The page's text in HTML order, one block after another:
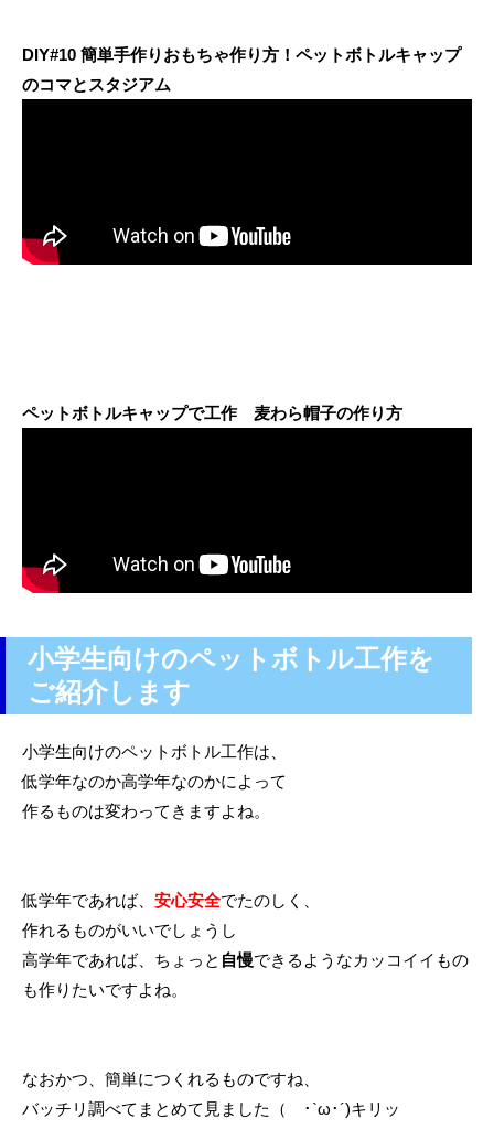
DIY#10 簡単手作りおもちゃ作り方！ペットボトルキャップ
のコマとスタジアム
ペットボトルキャップで工作 麦わら帽子の作り方
小学生向けのペットボトル工作を
ご紹介します
小学生向けのペットボトル工作は、
低学年なのか高学年なのかによって
作るものは変わってきますよね。
低学年であれば、 安心安全でたのしく、
作れるものがいいでしょうし
高学年であれば、ちょっと 自慢できるようなカッコイイもの
も作りたいですよね。
なおかつ、簡単につくれるものですね、
バッチリ調べてまとめて見ました（ ･`ω･´)キリッ